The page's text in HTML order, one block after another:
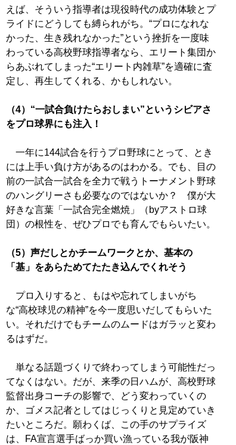
えば、そういう指導者は現役時代の成功体験とプ
ライドにどうしても縛られがち。“プロになれな
かった、生き残れなかった”という挫折を一度味
わっている高校野球指導者なら、エリート集団か
らあぶれてしまった“エリート内雑草”を適確に査
定し、再生してくれる、かもしれない。
（4）“一試合負けたらおしまい”というシビアさ
をプロ球界にも注入！
一年に144試合を行うプロ野球にとって、とき
には上手い負け方があるのはわかる。でも、目の
前の一試合一試合を全力で戦うトーナメント野球
のハングリーさも必要なのではないか？ 僕が大
好きな言葉「一試合完全燃焼」（byアストロ球
団）の根性を、ぜひプロでも育んでもらいたい。
（5）声だしとかチームワークとか、基本の
「基」をあらためてたたき込んでくれそう
プロ入りすると、もはや忘れてしまいがち
な“高校球児の精神”を今一度思いだしてもらいた
い。それだけでもチームのムードはガラッと変わ
るはずだ。
単なる話題づくりで終わってしまう可能性だっ
てなくはない。だが、来季の日ハムが、高校野球
監督出身コーチの影響で、どう変わっていくの
か、ゴメス記者としてはじっくりと見定めていき
たいところだ。願わくば、この手のサプライズ
は、FA宣言選手ばっか買い漁っている我が阪神